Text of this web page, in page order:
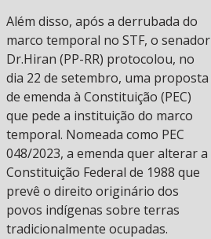
Além disso, após a derrubada do
marco temporal no STF, o senador
Dr.Hiran (PP-RR) protocolou, no
dia 22 de setembro, uma proposta
de emenda à Constituição (PEC)
que pede a instituição do marco
temporal. Nomeada como PEC
048/2023, a emenda quer alterar a
Constituição Federal de 1988 que
prevê o direito originário dos
povos indígenas sobre terras
tradicionalmente ocupadas.